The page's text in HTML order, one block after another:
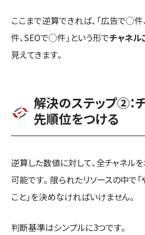
ここまで逆算できれば、「広告で◯
件、SEOで◯件」という形でチャネル
見えてきます。
解決のステップ②：
先順位をつける
逆算した数値に対して、全チャネル
可能です。限られたリソースの中で「
こと」を決めなければいけません。
判断基準はシンプルに3つです。